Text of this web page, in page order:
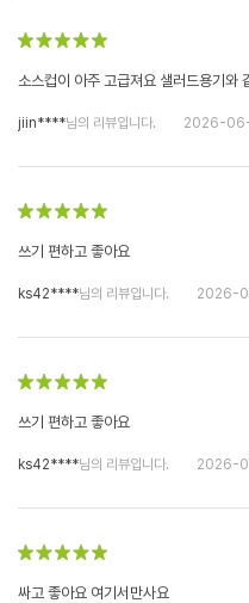
소스컵이 아주 고급져요 샐러드용기와
jiin****님의 리뷰입니다. 2026-
쓰기 편하고 좋아요
ks42****님의 리뷰입니다. 2026-
쓰기 편하고 좋아요
ks42****님의 리뷰입니다. 2026-
싸고 좋아요 여기서만사요